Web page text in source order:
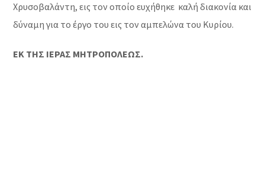
Χρυσοβαλάντη, εις τον οποίο ευχήθηκε καλή διακονία και
δύναμη για το έργο του εις τον αμπελώνα του Κυρίου.
ΕΚ ΤΗΣ ΙΕΡΑΣ ΜΗΤΡΟΠΟΛΕΩΣ.